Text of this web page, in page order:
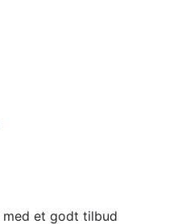
et godt tilbud